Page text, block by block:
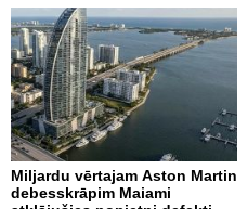
Miljardu vērtajam Aston Martin
debesskrāpim Maiami